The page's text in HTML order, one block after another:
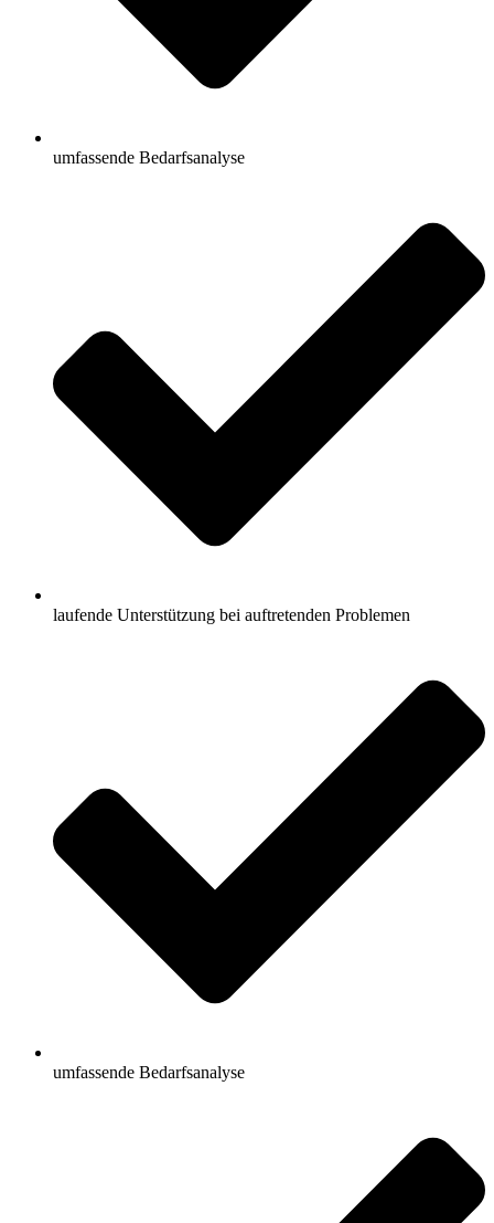
umfassende Bedarfsanalyse
laufende Unterstützung bei auftretenden Problemen
umfassende Bedarfsanalyse